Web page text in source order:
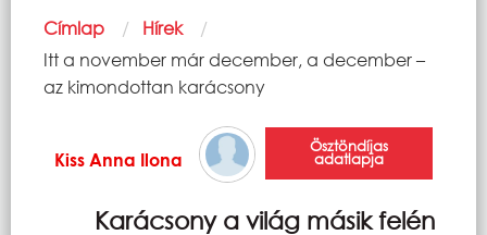
Morzsa
Címlap
Hírek
Current:
Itt a november már december, a december –
az kimondottan karácsony
Kiss Anna Ilona
Ösztöndíjas
adatlapja
Karácsony a világ másik felén